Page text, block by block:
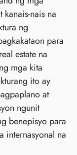
nais na
ng
para
estate na
mga kita
ito ay
at
ngunit
benepisyo para
internasyonal na